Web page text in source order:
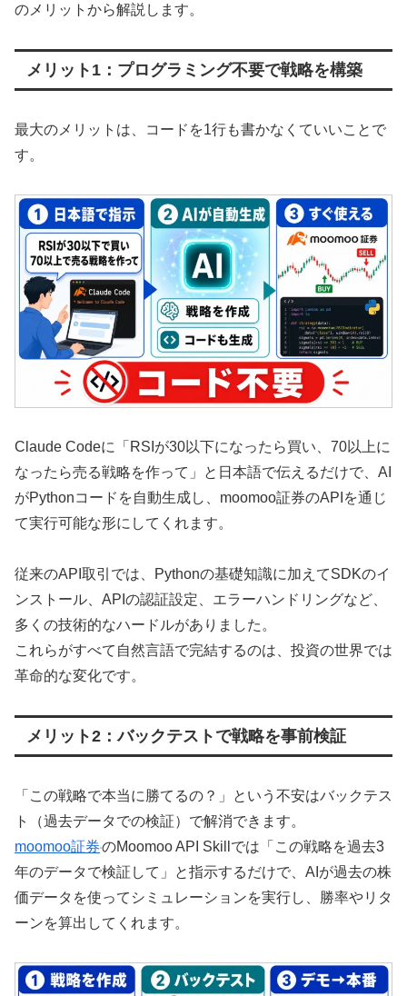
のメリットから解説します。
メリット1：プログラミング不要で戦略を構築
最大のメリットは、コードを1行も書かなくていいことで
す。
Claude Codeに「RSIが30以下になったら買い、70以上に
なったら売る戦略を作って」と日本語で伝えるだけで、AI
がPythonコードを自動生成し、moomoo証券のAPIを通じ
て実行可能な形にしてくれます。
従来のAPI取引では、Pythonの基礎知識に加えてSDKのイ
ンストール、APIの認証設定、エラーハンドリングなど、
多くの技術的なハードルがありました。
これらがすべて自然言語で完結するのは、投資の世界では
革命的な変化です。
メリット2：バックテストで戦略を事前検証
「この戦略で本当に勝てるの？」という不安はバックテス
ト（過去データでの検証）で解消できます。
moomoo証券のMoomoo API Skillでは「この戦略を過去3
年のデータで検証して」と指示するだけで、AIが過去の株
価データを使ってシミュレーションを実行し、勝率やリタ
ーンを算出してくれます。